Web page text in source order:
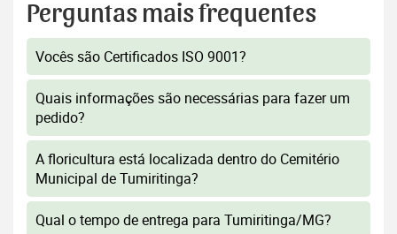
Perguntas mais frequentes
Vocês são Certificados ISO 9001?
Quais informações são necessárias para fazer um
pedido?
A floricultura está localizada dentro do Cemitério
Municipal de Tumiritinga?
Qual o tempo de entrega para Tumiritinga/MG?